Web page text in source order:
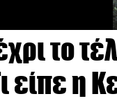
το
είπε η